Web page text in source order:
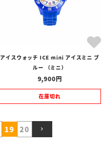
アイスウォッチ ICE mini アイスミニ ブ
ルー （ミニ）
9,900
在庫切れ
19 20